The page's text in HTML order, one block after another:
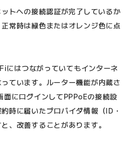
トへの接続認証が完了しているか
常時は緑色またはオレンジ色に点
にはつながっていてもインターネ
ています。ルーター機能が内蔵さ
にログインしてPPPoEの接続設
時に届いたプロバイダ情報（ID・
、改善することがあります。